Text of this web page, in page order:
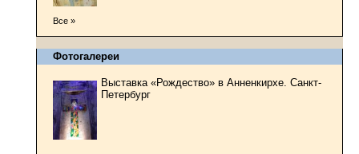
Все »
Фотогалереи
Выставка «Рождество» в Анненкирхе. Санкт-
Петербург